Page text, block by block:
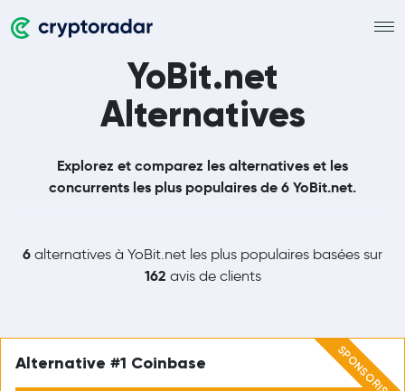
YoBit.net
Alternatives
Explorez et comparez les alternatives et les
concurrents les plus populaires de 6 YoBit.net.
6 alternatives à YoBit.net les plus populaires basées sur
162 avis de clients
SPONSORISÉ
Alternative #1 Coinbase